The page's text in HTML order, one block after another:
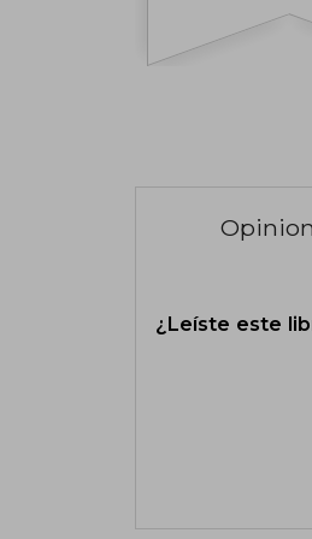
¿Leíste este